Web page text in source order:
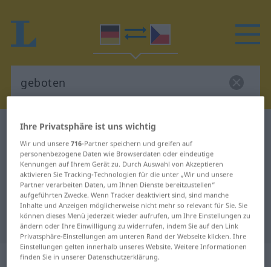
Deutsch-Tschechisch Wörterbuch
Deutsch-Tschechisch Übersetzung
für "geboten"
"geboten" Tschechisch
Übersetzung
„geboten“
Ihre Privatsphäre ist uns wichtig
Wir und unsere716-Partner speichern und greifen auf
personenbezogene Daten wie Browserdaten oder eindeutige
Kennungen auf Ihrem Gerät zu. Durch Auswahl von Akzeptieren
aktivieren Sie Tracking-Technologien für die unter „Wir und unsere
Partner verarbeiten Daten, um Ihnen Dienste bereitzustellen“
aufgeführten Zwecke. Wenn Tracker deaktiviert sind, sind manche
Inhalte und Anzeigen möglicherweise nicht mehr so relevant für Sie. Sie
können dieses Menü jederzeit wieder aufrufen, um Ihre Einstellungen zu
ändern oder Ihre Einwilligung zu widerrufen, indem Sie auf den Link
Privatsphäre-Einstellungen am unteren Rand der Webseite klicken. Ihre
Einstellungen gelten innerhalb unseres Website. Weitere Informationen
finden Sie in unserer Datenschutzerklärung.